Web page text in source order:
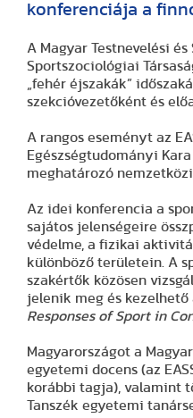
konferenciája a
A Magyar Testnevelési
Sportszociológiai
„fehér éjszakák”
szekcióvezetőként és
A rangos eseményt az
Egészségtudományi
meghatározó
Az idei konferencia a
sajátos jelenségeire
védelme, a fizikai
különböző területein. A
szakértők közösen
jelenik meg és kezelhető
Responses of Sport in
Magyarországot a
egyetemi docens (az
korábbi tagja), valamint
Tanszék egyetemi